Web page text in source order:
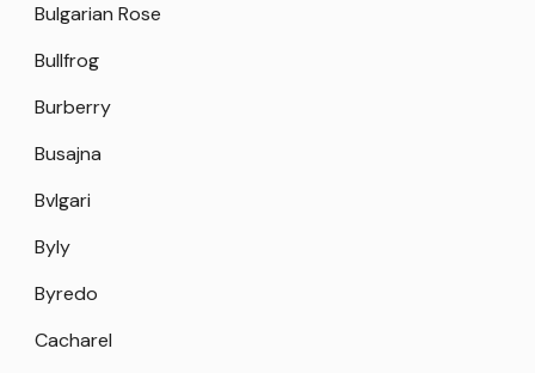
Bulgarian Rose
Bullfrog
Burberry
Busajna
Bvlgari
Byly
Byredo
Cacharel